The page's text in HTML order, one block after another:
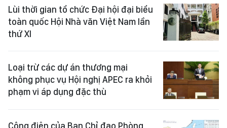
Lùi thời gian tổ chức Đại hội đại biểu
toàn quốc Hội Nhà văn Việt Nam lần
thứ XI
Loại trừ các dự án thương mại
không phục vụ Hội nghị APEC ra khỏi
phạm vi áp dụng đặc thù
Công điện của Ban Chỉ đạo Phòng